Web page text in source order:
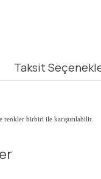
Taksit
renkler birbiri ile karıştırılabilir.
formunu kullanarak